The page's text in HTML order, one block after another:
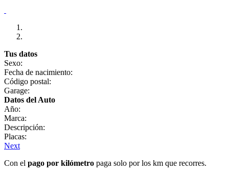
Tus datos
Sexo:
Fecha de nacimiento:
Código postal:
Garage:
Datos del Auto
Año:
Marca:
Descripción:
Placas:
Next
Con el pago por kilómetro paga solo por los km que recorres.